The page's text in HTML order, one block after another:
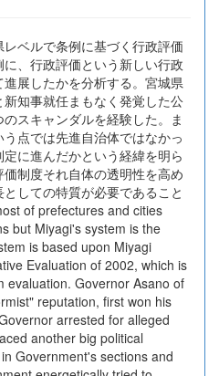
ベルで条例に基づく行政評価
、行政評価という新しい行政
展したかを分析する。宮城県
知事就任まもなく発覚した公
スキャンダルを経験した。ま
点では先進自治体ではなかっ
に進んだかという経緯を明ら
制度それ自体の透明性を高め
しての特質が必要であること
of prefectures and cities
but Miyagi's system is the
is based upon Miyagi
Evaluation of 2002, which is
evaluation. Governor Asano of
reputation, first won his
arrested for alleged
another big political
Government's sections and